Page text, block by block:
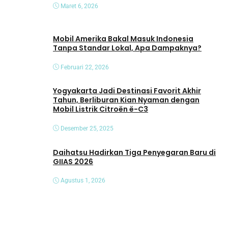
Maret 6, 2026
Mobil Amerika Bakal Masuk Indonesia
Tanpa Standar Lokal, Apa Dampaknya?
Februari 22, 2026
Yogyakarta Jadi Destinasi Favorit Akhir
Tahun, Berliburan Kian Nyaman dengan
Mobil Listrik Citroën ë-C3
Desember 25, 2025
Daihatsu Hadirkan Tiga Penyegaran Baru di
GIIAS 2026
Agustus 1, 2026